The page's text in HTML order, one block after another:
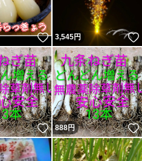
いいね！
3,545円
いいね！
888円